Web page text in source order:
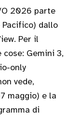
O 2026 parte
dallo
Per il
cose: Gemini 3,
only
vede,
maggio) e la
di